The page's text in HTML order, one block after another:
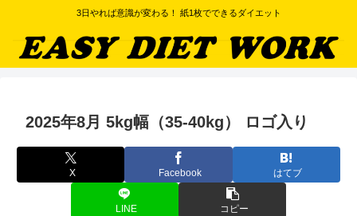
3日やれば意識が変わる！ 紙1枚でできるダイエット
2025年8月 5kg幅（35-40kg） ロゴ入り
X Facebook はてブ
LINE コピー